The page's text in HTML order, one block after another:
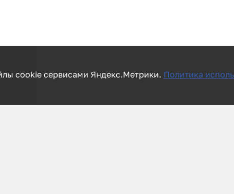
cookie сервисами Яндекс.Метрики. Политика